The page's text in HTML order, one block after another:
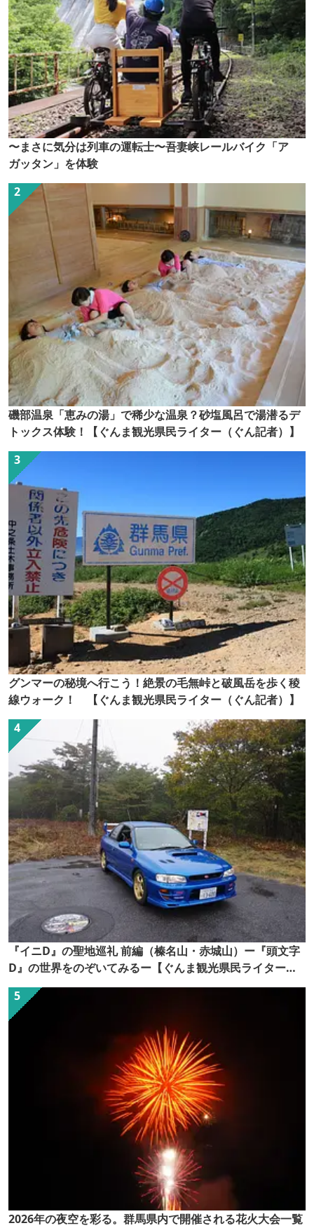
〜まさに気分は列車の運転士〜吾妻峡レールバイク「ア
ガッタン」を体験
磯部温泉「恵みの湯」で稀少な温泉？砂塩風呂で湯潜るデ
トックス体験！【ぐんま観光県民ライター（ぐん記者）】
グンマーの秘境へ行こう！絶景の毛無峠と破風岳を歩く稜
線ウォーク！ 【ぐんま観光県民ライター（ぐん記者）】
『イニD』の聖地巡礼 前編（榛名山・赤城山）ー『頭文字
D』の世界をのぞいてみるー【ぐんま観光県民ライター
（ぐん記者）】
2026年の夜空を彩る。群馬県内で開催される花火大会一覧